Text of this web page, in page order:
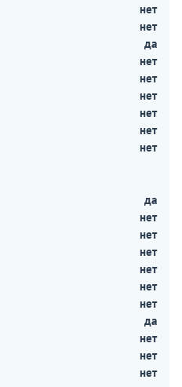
нет
нет
да
нет
нет
нет
нет
нет
нет
да
нет
нет
нет
нет
нет
нет
да
нет
нет
нет